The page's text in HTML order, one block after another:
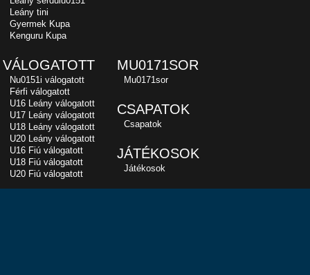
Leány tini
Gyermek Kupa
Kenguru Kupa
VÁLOGATOTT
Nu0151i válogatott
Férfi válogatott
U16 Leány válogatott
U17 Leány válogatott
U18 Leány válogatott
U20 Leány válogatott
U16 Fiú válogatott
U18 Fiú válogatott
U20 Fiú válogatott
MU0171SOR
Mu0171sor
CSAPATOK
Csapatok
JÁTÉKOSOK
Játékosok